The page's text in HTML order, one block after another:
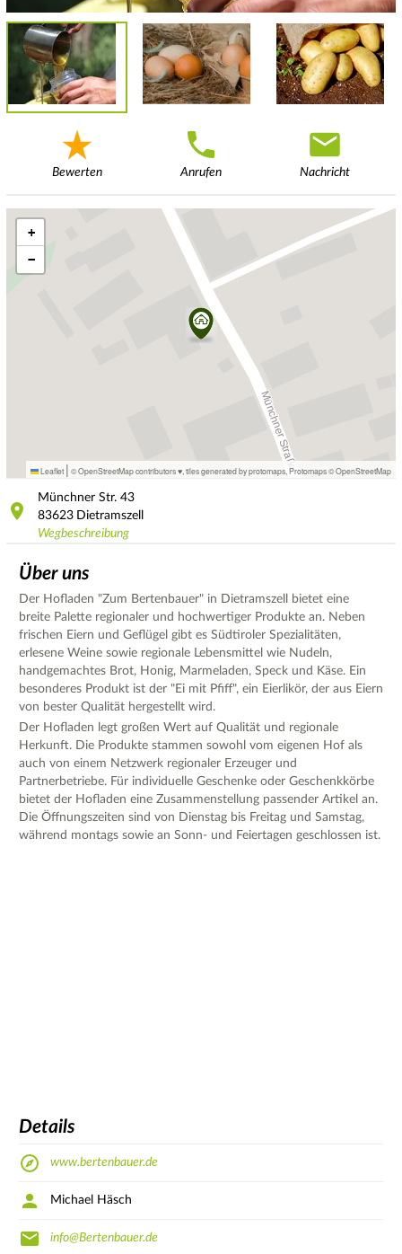
Bewerten Anrufen Nachricht
+
−
Leaflet | © OpenStreetMap contributors ♥, tiles generated by protomaps Protomaps©OpenStreetMap
Münchner Str. 43
83623 Dietramszell
Wegbeschreibung
Über uns
Der Hofladen "Zum Bertenbauer" in Dietramszell bietet eine
breite Palette regionaler und hochwertiger Produkte an. Neben
frischen Eiern und Geflügel gibt es Südtiroler Spezialitäten,
erlesene Weine sowie regionale Lebensmittel wie Nudeln,
handgemachtes Brot, Honig, Marmeladen, Speck und Käse. Ein
besonderes Produkt ist der "Ei mit Pfiff", ein Eierlikör, der aus Eiern
von bester Qualität hergestellt wird.
Der Hofladen legt großen Wert auf Qualität und regionale
Herkunft. Die Produkte stammen sowohl vom eigenen Hof als
auch von einem Netzwerk regionaler Erzeuger und
Partnerbetriebe. Für individuelle Geschenke oder Geschenkkörbe
bietet der Hofladen eine Zusammenstellung passender Artikel an.
Die Öffnungszeiten sind von Dienstag bis Freitag und Samstag,
während montags sowie an Sonn- und Feiertagen geschlossen ist.
Details
www.bertenbauer.de
Michael Häsch
info@Bertenbauer.de